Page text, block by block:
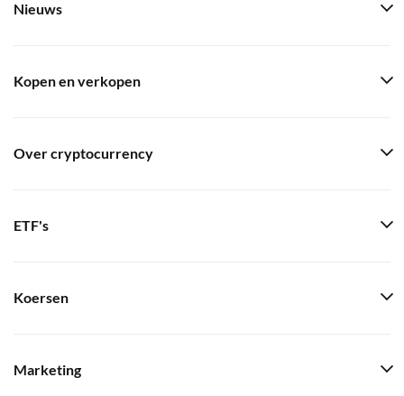
Nieuws
Kopen en verkopen
Over cryptocurrency
ETF's
Koersen
Marketing